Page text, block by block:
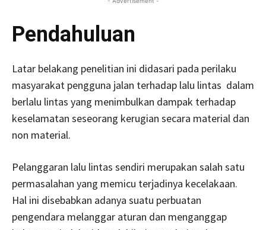
Pendahuluan
Latar belakang penelitian ini didasari pada perilaku
masyarakat pengguna jalan terhadap lalu lintas dalam
berlalu lintas yang menimbulkan dampak terhadap
keselamatan seseorang kerugian secara material dan
non material.
Pelanggaran lalu lintas sendiri merupakan salah satu
permasalahan yang memicu terjadinya kecelakaan.
Hal ini disebabkan adanya suatu perbuatan
pengendara melanggar aturan dan menganggap